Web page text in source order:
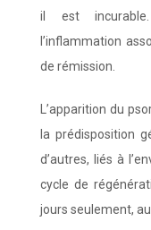
il est
l’inflammation
de rémission.
L’apparition du
la prédisposition
d’autres, liés à
cycle de
jours seulement,